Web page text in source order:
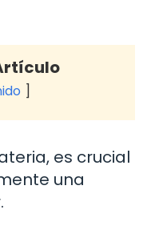
es crucial
una